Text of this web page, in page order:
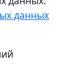
данных